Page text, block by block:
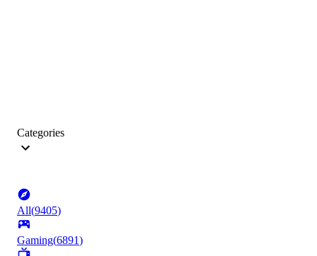
Categories
All(9405)
Gaming(6891)